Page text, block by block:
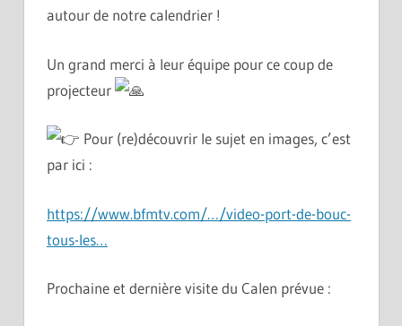
autour de notre calendrier !
Un grand merci à leur équipe pour ce coup de
projecteur
Pour (re)découvrir le sujet en images, c’est
par ici :
https://www.bfmtv.com/…/video-port-de-bouc-
tous-les…
Prochaine et dernière visite du Calen prévue :